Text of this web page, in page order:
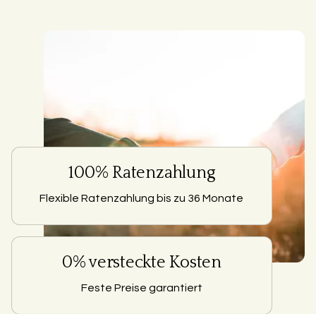
100% Ratenzahlung
Flexible Ratenzahlung bis zu 36 Monate
0% versteckte Kosten
Feste Preise garantiert